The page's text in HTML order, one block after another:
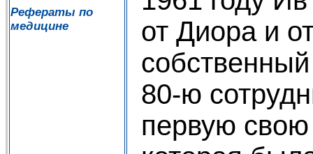
Рефераты по
медицине
от Диора и
80-ю
первую